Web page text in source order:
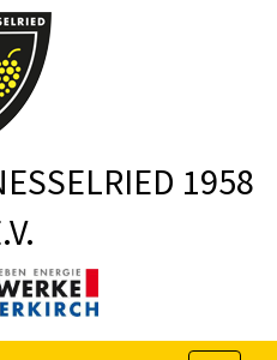
1958